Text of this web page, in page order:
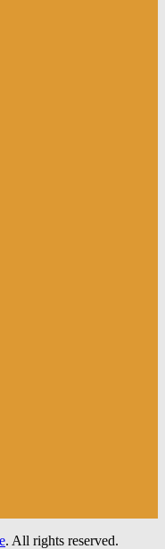
. All rights reserved.